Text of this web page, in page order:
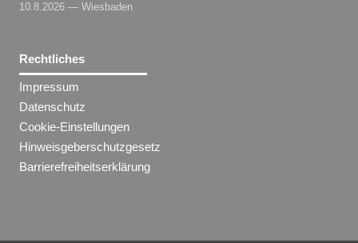
10.8.2026 — Wiesbaden
Rechtliches
Impressum
Datenschutz
Cookie-Einstellungen
Hinweisgeberschutzgesetz
Barrierefreiheitserklärung